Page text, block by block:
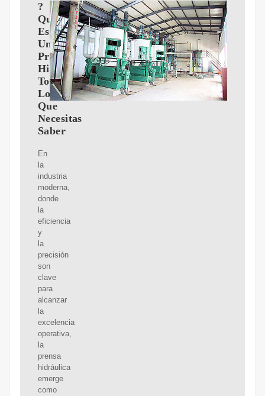
?
Qué
Es
Una
Prensa
Hidráulica?
Todo
Lo
Que
Necesitas
Saber
En
la
industria
moderna,
donde
la
eficiencia
y
la
precisión
son
clave
para
alcanzar
la
excelencia
operativa,
la
prensa
hidráulica
emerge
como